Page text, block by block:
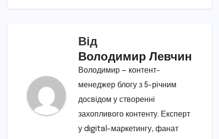
Від
Володимир Левчин
Володимир — контент-
менеджер блогу з 5-річним
досвідом у створенні
захопливого контенту. Експерт
у digital-маркетингу, фанат